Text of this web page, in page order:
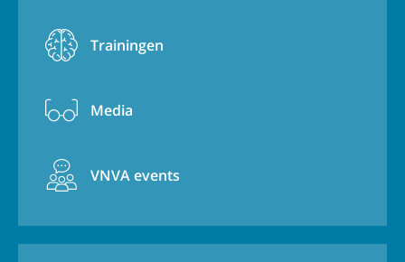
Trainingen
Media
VNVA events